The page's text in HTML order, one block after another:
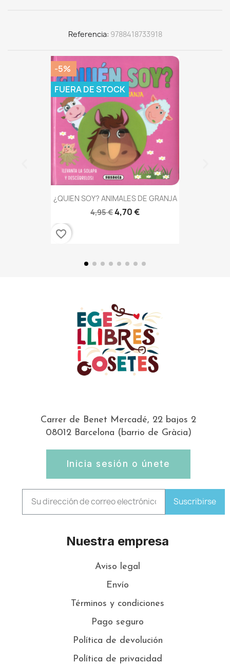
Referencia 9788418733918
¿QUIEN SOY? ANIMALES DE GRANJA
4,95 €4,70 €
-5%
FUERA DE STOCK
favorite_border
Carrer de Benet Mercadé, 22 bajos 2
08012 Barcelona (barrio de Gràcia)
Inicia sesión o únete
Suscribirse
Nuestra empresa
Aviso legal
Envío
Términos y condiciones
Pago seguro
Política de devolución
Política de privacidad